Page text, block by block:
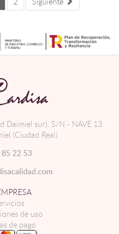
Daimiel sur), S/N - NAVE 13
(Ciudad Real)
22 53
de uso
de pago